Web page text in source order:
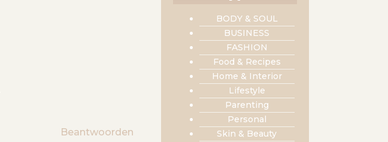
Beantwoorden
BODY & SOUL
BUSINESS
FASHION
Food & Recipes
Home & Interior
Lifestyle
Parenting
Personal
Skin & Beauty